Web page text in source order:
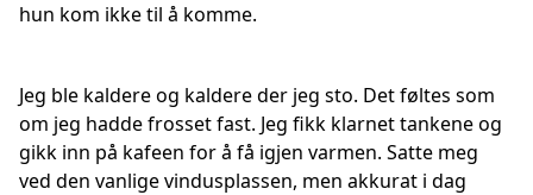
hun kom ikke til å komme.
Jeg ble kaldere og kaldere der jeg sto. Det føltes som
om jeg hadde frosset fast. Jeg fikk klarnet tankene og
gikk inn på kafeen for å få igjen varmen. Satte meg
ved den vanlige vindusplassen, men akkurat i dag